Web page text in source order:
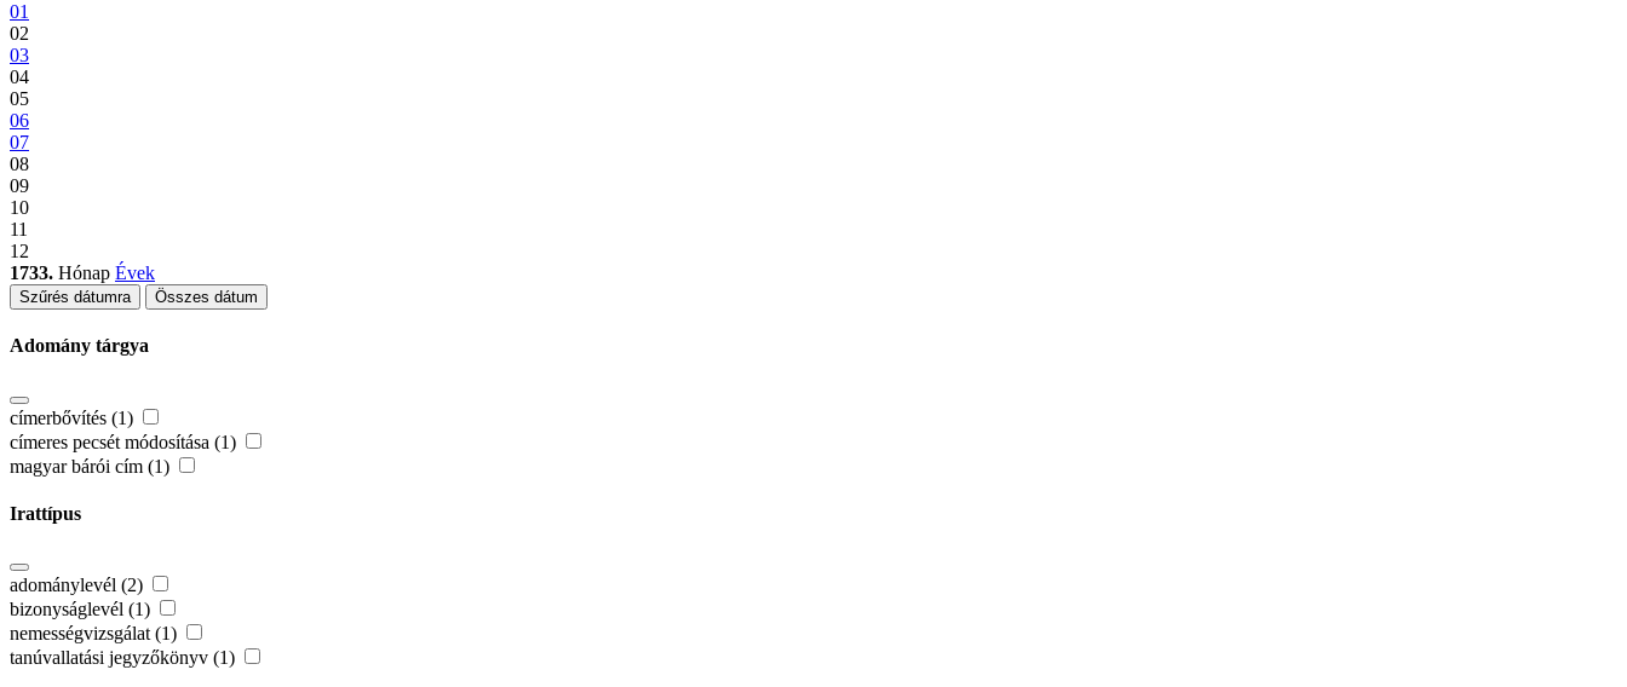
01
02
03
04
05
06
07
08
09
10
11
12
1733. Hónap Évek
Szűrés dátumra Összes dátum
Adomány tárgya
címerbővítés (1)
címeres pecsét módosítása (1)
magyar bárói cím (1)
Irattípus
adománylevél (2)
bizonyságlevél (1)
nemességvizsgálat (1)
tanúvallatási jegyzőkönyv (1)